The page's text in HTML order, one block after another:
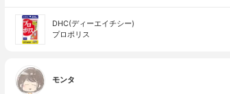
DHC(ディーエイチシー)
プロポリス
モンタ